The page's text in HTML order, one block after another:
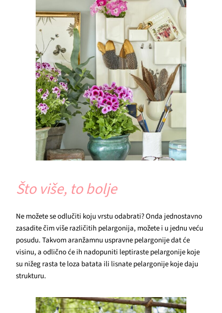
Što više, to bolje
Ne možete se odlučiti koju vrstu odabrati? Onda jednostavno
zasadite čim više različitih pelargonija, možete i u jednu veću
posudu. Takvom aranžamnu uspravne pelargonije dat će
visinu, a odlično će ih nadopuniti leptiraste pelargonije koje
su nižeg rasta te loza batata ili lisnate pelargonije koje daju
strukturu.